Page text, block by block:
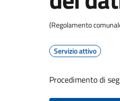
(Regolamento
Servizio attivo
Procedimento di